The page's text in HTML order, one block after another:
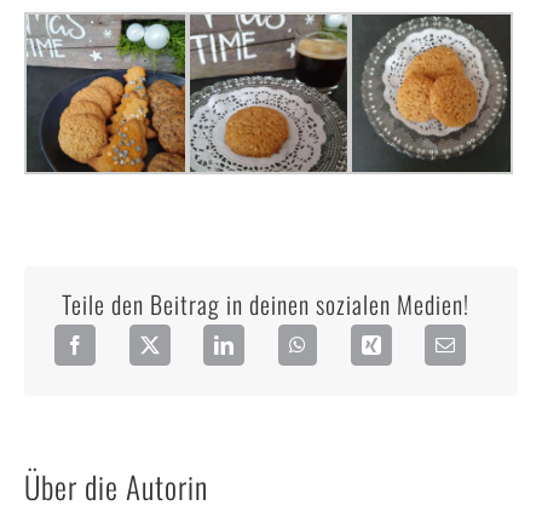
Teile den Beitrag in deinen sozialen Medien!
Über die Autorin